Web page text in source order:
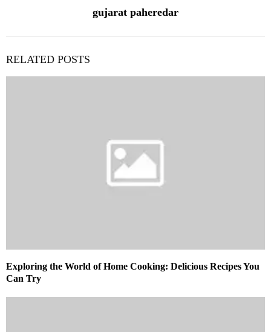
gujarat paheredar
RELATED POSTS
Exploring the World of Home Cooking: Delicious Recipes You
Can Try